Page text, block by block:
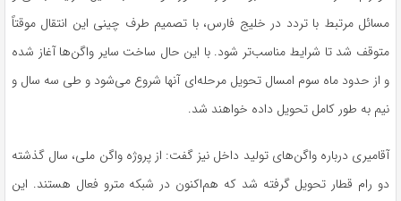
مسائل مرتبط با تردد در خلیج فارس، با تصمیم طرف چینی این انتقال موقتاً
متوقف شد تا شرایط مناسب‌تر شود. با این حال ساخت سایر واگن‌ها آغاز شده
و از حدود ماه سوم امسال تحویل مرحله‌ای آنها شروع می‌شود و طی سه سال و
نیم به طور کامل تحویل داده خواهند شد.
آقامیری درباره واگن‌های تولید داخل نیز گفت: از پروژه واگن ملی، سال گذشته
دو رام قطار تحویل گرفته شد که هم‌اکنون در شبکه مترو فعال هستند. این